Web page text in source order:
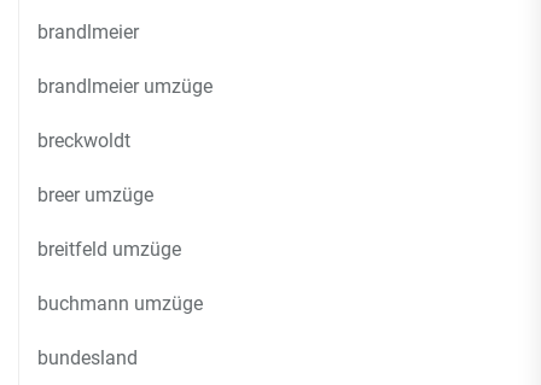
brandlmeier
brandlmeier umzüge
breckwoldt
breer umzüge
breitfeld umzüge
buchmann umzüge
bundesland